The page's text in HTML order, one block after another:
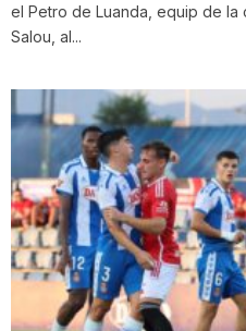
r
a
o
el Petro de Luanda, equip de
Salou, al...